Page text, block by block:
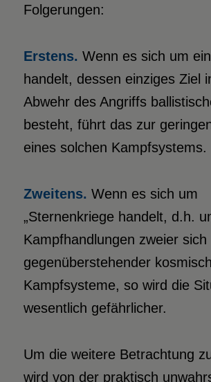
Folgerungen:
Erstens. Wenn es sich um
handelt, dessen einziges Ziel
Abwehr des Angriffs
besteht, führt das zur
eines solchen Kampfsystems.
Zweitens. Wenn es sich um
„Sternenkriege handelt, d.h.
Kampfhandlungen zweier sich
gegenüberstehender
Kampfsysteme, so wird die
wesentlich gefährlicher.
Um die weitere Betrachtung
wird von der praktisch